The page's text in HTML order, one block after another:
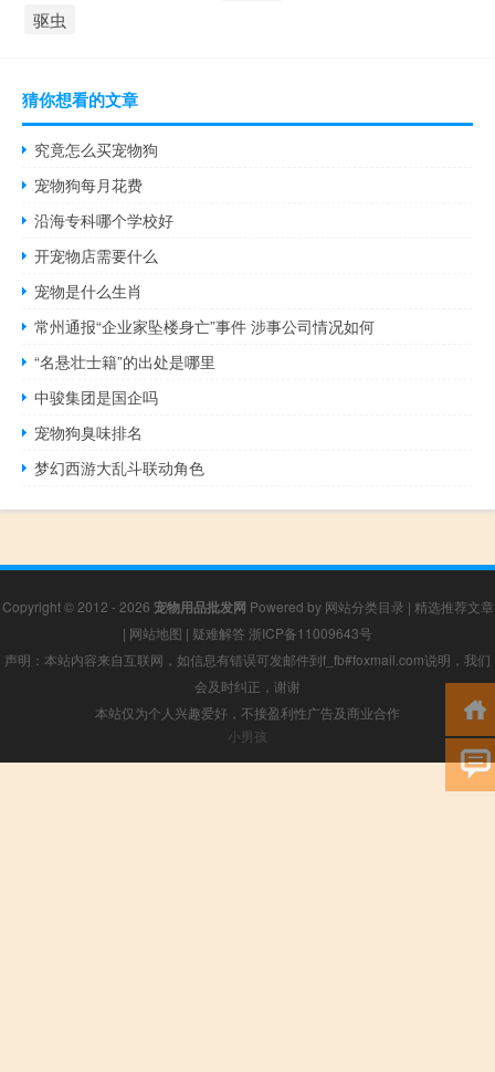
驱虫
猜你想看的文章
究竟怎么买宠物狗
宠物狗每月花费
沿海专科哪个学校好
开宠物店需要什么
宠物是什么生肖
常州通报“企业家坠楼身亡”事件 涉事公司情况如何
“名悬壮士籍”的出处是哪里
中骏集团是国企吗
宠物狗臭味排名
梦幻西游大乱斗联动角色
Copyright © 2012 - 2026 宠物用品批发网 Powered by 网站分类目录 | 精选推荐文章
| 网站地图 | 疑难解答 浙ICP备11009643号
声明：本站内容来自互联网，如信息有错误可发邮件到f_fb#foxmail.com说明，我们
会及时纠正，谢谢
本站仅为个人兴趣爱好，不接盈利性广告及商业合作
小男孩